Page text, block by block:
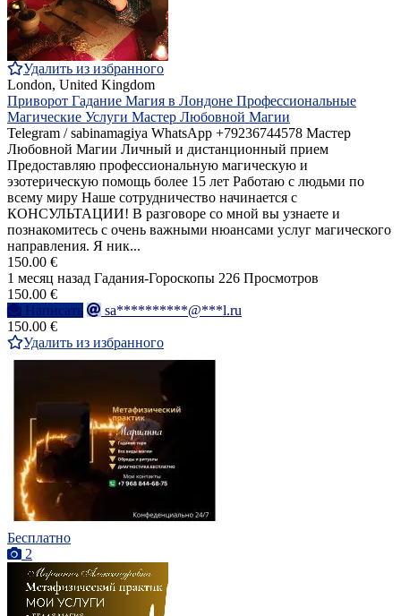
Удалить из избранного
London, United Kingdom
Приворот Гадание Магия в Лондоне Профессиональные
Магические Услуги Мастер Любовной Магии
Telegram / sabinamagiya WhatsApp +79236744578 Мастер
Любовной Магии Личный и дистанционный прием
Предоставляю профессиональную магическую и
эзотерическую помощь более 15 лет Работаю с людьми по
всему миру Наше сотрудничество начинается с
КОНСУЛЬТАЦИИ! В разговоре со мной вы узнаете и
познакомитесь с очень важными нюансами услуг магического
направления. Я ник...
150.00 €
1 месяц назад Гадания-Гороскопы 226 Просмотров
150.00 €
Написать
sa**********@***l.ru
150.00 €
Удалить из избранного
Бесплатно
2